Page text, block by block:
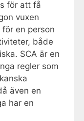
för att få
vuxen
en person
både
SCA är en
regler som
även en
har en